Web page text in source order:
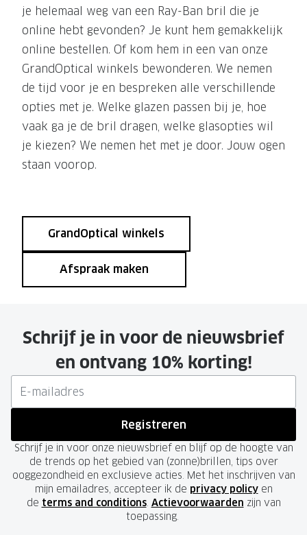
je helemaal weg van een Ray-Ban bril die je
online hebt gevonden? Je kunt hem gemakkelijk
online bestellen. Of kom hem in een van onze
GrandOptical winkels bewonderen. We nemen
de tijd voor je en bespreken alle verschillende
opties met je. Welke glazen passen bij je, hoe
vaak ga je de bril dragen, welke glasopties wil
je kiezen? We nemen het met je door. Jouw ogen
staan voorop.
GrandOptical winkels
Afspraak maken
Schrijf je in voor de nieuwsbrief
en ontvang 10% korting!
Registreren
Schrijf je in voor onze nieuwsbrief en blijf op de hoogte van
de trends op het gebied van (zonne)brillen, tips over
ooggezondheid en exclusieve acties. Met het inschrijven van
mijn emailadres, accepteer ik de privacy policyen
de terms and conditions. Actievoorwaarden zijn van
toepassing.